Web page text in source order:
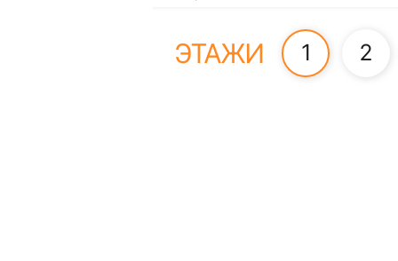
ЭТАЖИ 1 2